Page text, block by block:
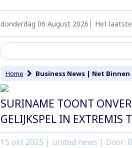
donderdag 06 August 2026 Het
Home Business News| Net Binnen
SURINAME TOONT
GELIJKSPEL IN EXTREMIS
15 okt 2025 | united news | Door: